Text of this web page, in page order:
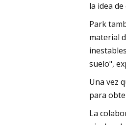
la idea
Park
material
suelo",
Una vez
para
La